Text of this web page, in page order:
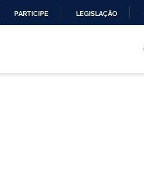
PARTICIPE LEGISLAÇÃO